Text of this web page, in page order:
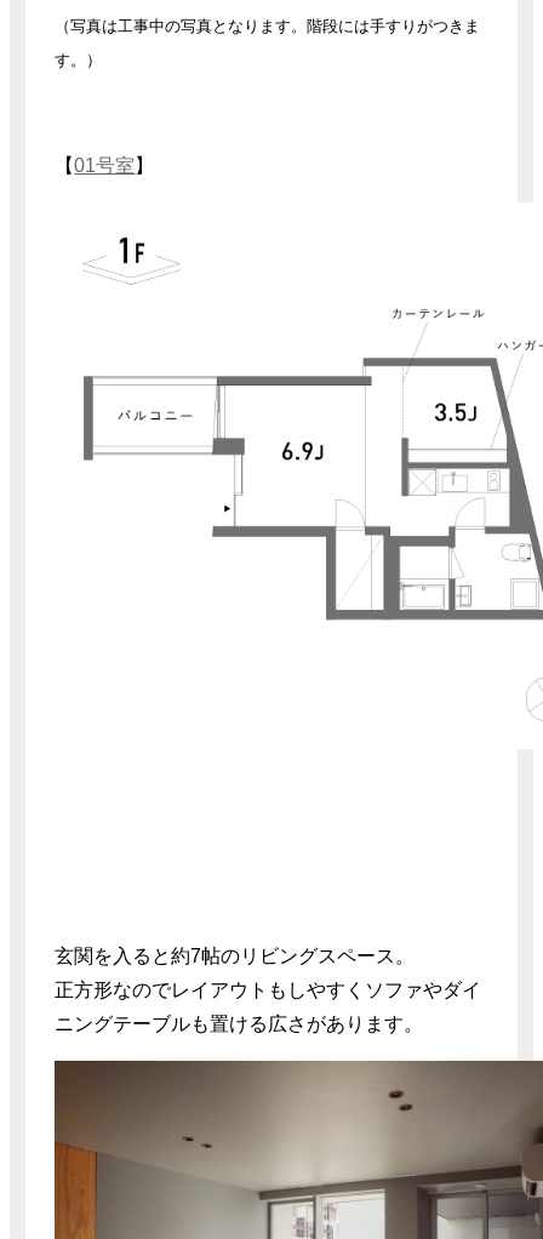
（写真は工事中の写真となります。階段には手すりがつきま
す。
）
【01号室 】
玄関を入ると約7帖のリビングスペース。
正方形なのでレイアウトもしやすくソファやダイ
ニングテーブルも置ける広さがあります。